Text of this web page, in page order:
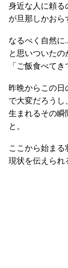
身近な人に頼る
が旦那しかおら
なるべく自然に
と思いついたの
「ご飯食べてき
昨晩からこの
で大変だろうし、
生まれるその
と。
ここから始まる
現状を伝えられ